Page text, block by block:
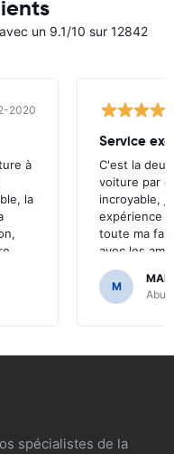
un 9.1/10 sur 12842
2020
à
la
Service
C'est la
voiture par
incroyable,
expérience
toute ma
avec les
de le
M
Abu
spécialistes de la